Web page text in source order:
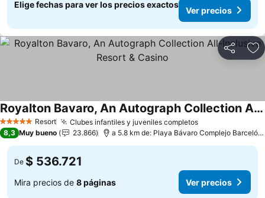
Elige fechas para ver los precios exactos
Ver precios
Compartir
5 Estrellas Resort Clubes infantiles y juveniles completos
Royalton Bavaro, An Autograph Collection All-Inclusive Resort & Casino
8,3 Muy bueno 23.866 a 5.8 km de: Playa Bávaro Complejo Barceló Bávaro
De $ 536.721
Mira precios de 8 páginas Ver precios